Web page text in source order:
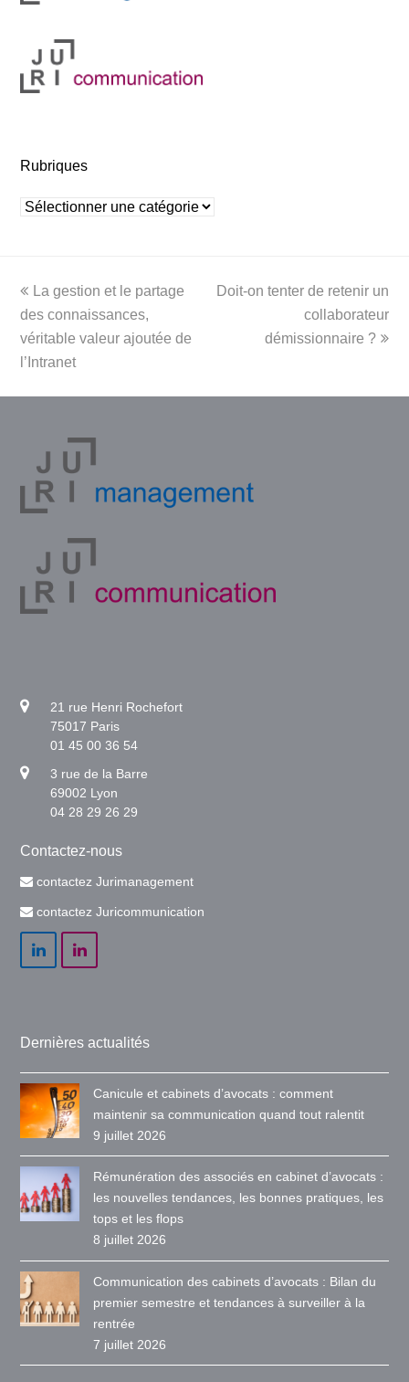
Rubriques
Rubriques
previous
post:
La gestion et le partage
des connaissances,
véritable valeur ajoutée de
l’Intranet
next
Doit-on tenter de retenir un
collaborateur
démissionnaire ?
21 rue Henri Rochefort
75017 Paris
01 45 00 36 54
3 rue de la Barre
69002 Lyon
04 28 29 26 29
Contactez-nous
contactez Jurimanagement
contactez Juricommunication
LinkedInLinkedIn
Dernières actualités
Canicule et cabinets d’avocats : comment
maintenir sa communication quand tout ralentit
9 juillet 2026
Rémunération des associés en cabinet d’avocats :
les nouvelles tendances, les bonnes pratiques, les
tops et les flops
8 juillet 2026
Communication des cabinets d’avocats : Bilan du
premier semestre et tendances à surveiller à la
rentrée
7 juillet 2026